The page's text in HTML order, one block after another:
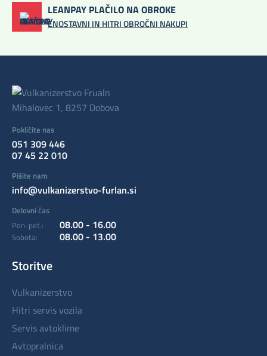
LEANPAY PLAČILO NA OBROKE
ENOSTAVNI IN HITRI OBROČNI NAKUPI
Mihalovec 1, 8257 Dobova
Pokličite nas
051 309 446
07 45 22 010
Pišite nam
info@vulkanizerstvo-furlan.si
Delovni čas
Pon-pet.:
08.00 - 16.00
Sobota: 08.00 - 13.00
Storitve
vulkanizerstvo
hitri servis vozila
servis avtoklime
avtopralnica